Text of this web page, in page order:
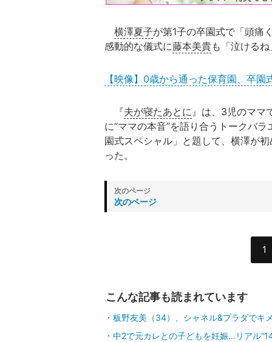
横澤夏子が第1子の卒園式で「頭痛
感動的な儀式に藤本美貴も「泣ける
【映像】0歳から通った保育園、卒園
『夫が寝たあとに』は、3児のママ
に“ママの本音”を語り合うトークバ
園式スペシャル」と題して、横澤が
った。
次のページ
1
こんな記事も読まれています
板野友美（34）、シャネル&プラダでキ
中2で元カレとの子どもを妊娠…リアル